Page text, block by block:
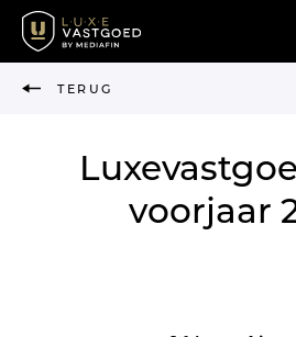
TERUG
voorjaar